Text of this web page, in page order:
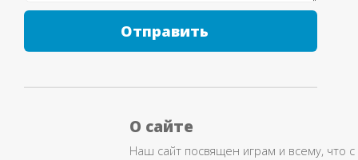
Отправить
О сайте
Наш сайт посвящен играм и всему, что